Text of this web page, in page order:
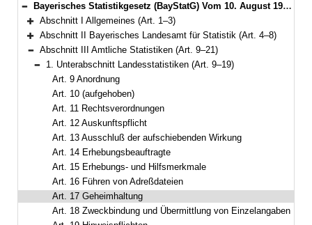
Bereich reduzieren
Bayerisches Statistikgesetz (BayStatG) Vom 10. August 1990 (GVBl. S. 270) BayRS 290-1-I (Art. 1–29)
Bereich erweitern
Abschnitt I Allgemeines (Art. 1–3)
Bereich erweitern
Abschnitt II Bayerisches Landesamt für Statistik (Art. 4–8)
Bereich reduzieren
Abschnitt III Amtliche Statistiken (Art. 9–21)
Bereich reduzieren
1. Unterabschnitt Landesstatistiken (Art. 9–19)
Art. 9 Anordnung
Art. 10 (aufgehoben)
Art. 11 Rechtsverordnungen
Art. 12 Auskunftspflicht
Art. 13 Ausschluß der aufschiebenden Wirkung
Art. 14 Erhebungsbeauftragte
Art. 15 Erhebungs- und Hilfsmerkmale
Art. 16 Führen von Adreßdateien
Art. 17 Geheimhaltung
Art. 18 Zweckbindung und Übermittlung von Einzelangaben